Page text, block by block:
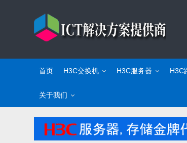
首页 H3C交换机 H3C服务器 H3C
关于我们